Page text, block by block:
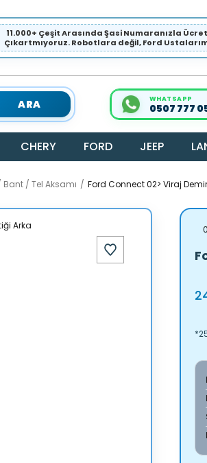
11.000+ Çeşit Arasında Şasi Numaranızla
Çıkartmıyoruz. Robotlara değil, Ford
ARA WHATSAPP
0507 777
CHERY FORD JEEP
Bant / Tel Aksamı Ford Connect 02> Viraj